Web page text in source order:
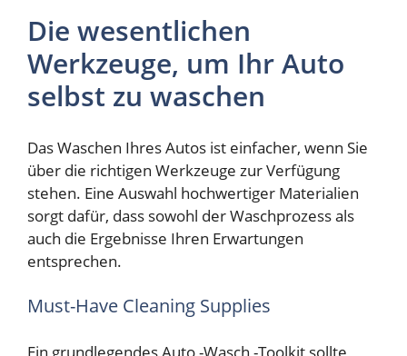
Die wesentlichen
Werkzeuge, um Ihr Auto
selbst zu waschen
Das Waschen Ihres Autos ist einfacher, wenn Sie
über die richtigen Werkzeuge zur Verfügung
stehen. Eine Auswahl hochwertiger Materialien
sorgt dafür, dass sowohl der Waschprozess als
auch die Ergebnisse Ihren Erwartungen
entsprechen.
Must-Have Cleaning Supplies
Ein grundlegendes Auto -Wasch -Toolkit sollte